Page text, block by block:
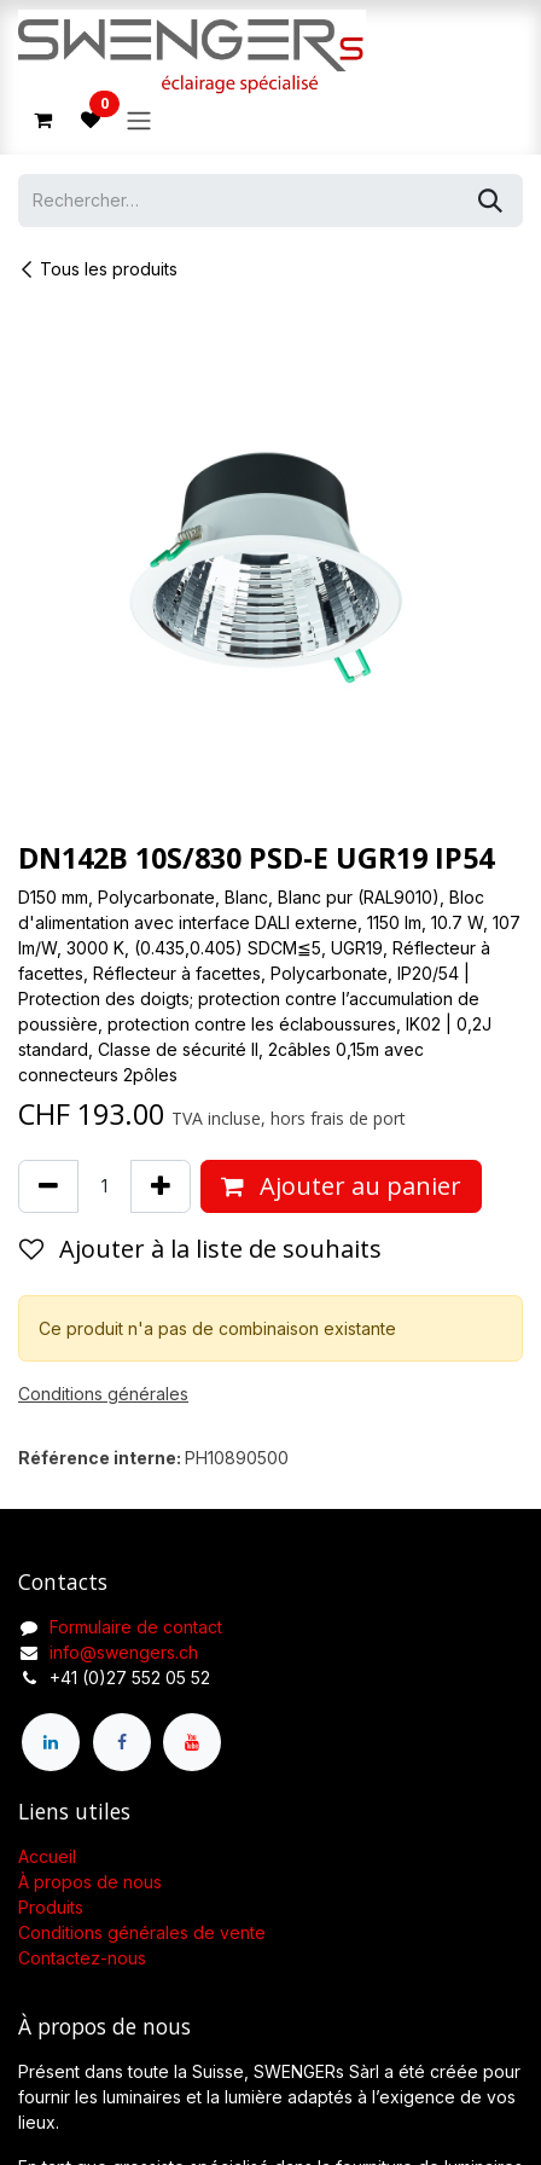
Se rendre au contenu
0
Tous les produits
DN142B 10S/830 PSD-E UGR19 IP54
D150 mm, Polycarbonate, Blanc, Blanc pur (RAL9010), Bloc
d'alimentation avec interface DALI externe, 1150 lm, 10.7 W, 107
lm/W, 3000 K, (0.435,0.405) SDCM≦5, UGR19, Réflecteur à
facettes, Réflecteur à facettes, Polycarbonate, IP20/54 |
Protection des doigts; protection contre l’accumulation de
poussière, protection contre les éclaboussures, IK02 | 0,2J
standard, Classe de sécurité II, 2câbles 0,15m avec
connecteurs 2pôles
CHF 193.00 TVA incluse, hors frais de port
Ajouter au panier
Ajouter à la liste de souhaits
Ce produit n'a pas de combinaison existante
Conditions générales
Référence interne: PH10890500
Contacts
Formulaire de contact
info@swengers.ch
+41 (0)27 552 05 52
Liens utiles
Accueil
À propos de nous
Produits
Conditions générales de vente
Contactez-nous
À propos de nous
Présent dans toute la Suisse, SWENGERs Sàrl a été créée pour
fournir les luminaires et la lumière adaptés à l’exigence de vos
lieux.